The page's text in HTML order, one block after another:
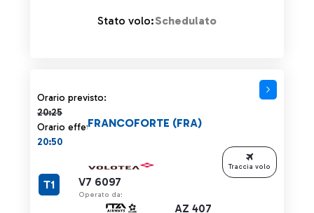
Stato volo:Schedulato
Orario previsto:
20:25
Orario previsto 20:25 barrato
Orario effettivo:
20:50
V7 6097
Operato da:
AZ 407
FRANCOFORTE (FRA)
T1
Traccia volo